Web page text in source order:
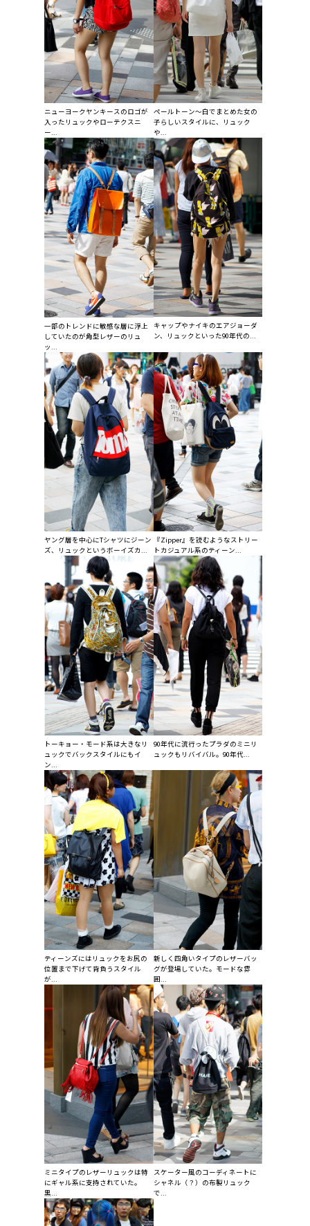
ニューヨークヤンキースのロゴが
入ったリュックやローテクスニ
ー...
ペールトーン～白でまとめた女の
子らしいスタイルに、リュック
や...
一部のトレンドに敏感な層に浮上
していたのが角型レザーのリュ
ッ...
キャップやナイキのエアジョーダ
ン、リュックといった90年代の...
ヤング層を中心にTシャツにジーン
ズ、リュックというボーイズカ...
『Zipper』を読むようなストリー
トカジュアル系のティーン...
トーキョー・モード系は大きなリ
ュックでバックスタイルにもイ
ン...
90年代に流行ったプラダのミニリ
ュックもリバイバル。90年代...
ティーンズにはリュックをお尻の
位置まで下げて背負うスタイル
が...
新しく四角いタイプのレザーバッ
グが登場していた。モードな雰
囲...
ミニタイプのレザーリュックは特
にギャル系に支持されていた。
黒...
スケーター風のコーディネートに
シャネル（？）の布製リュック
で...